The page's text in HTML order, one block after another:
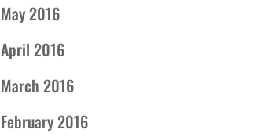
May 2016
April 2016
March 2016
February 2016